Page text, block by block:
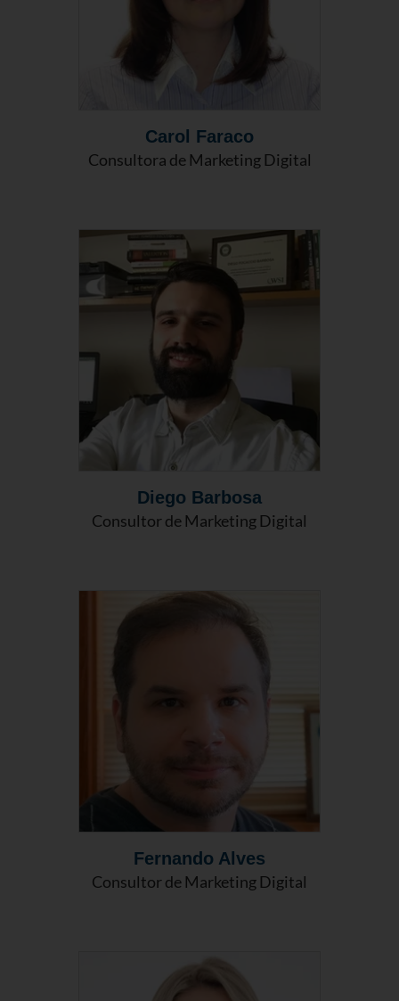
Carol Faraco
Consultora de Marketing Digital
Diego Barbosa
Consultor de Marketing Digital
Fernando Alves
Consultor de Marketing Digital